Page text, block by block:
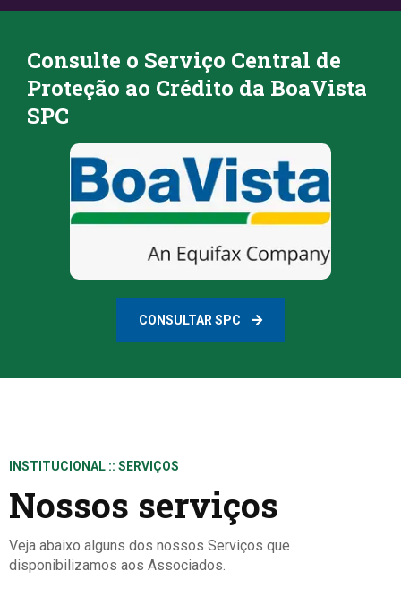
Consulte o Serviço Central de
Proteção ao Crédito da BoaVista
SPC
CONSULTAR SPC
INSTITUCIONAL :: SERVIÇOS
Nossos serviços
Veja abaixo alguns dos nossos Serviços que
disponibilizamos aos Associados.